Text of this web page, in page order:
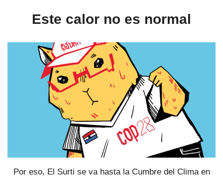
Este calor no es normal
Por eso, El Surti se va hasta la Cumbre del Clima en